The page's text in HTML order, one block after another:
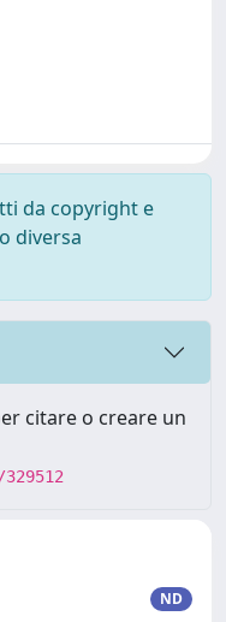
da copyright e
diversa
citare o creare un
ND